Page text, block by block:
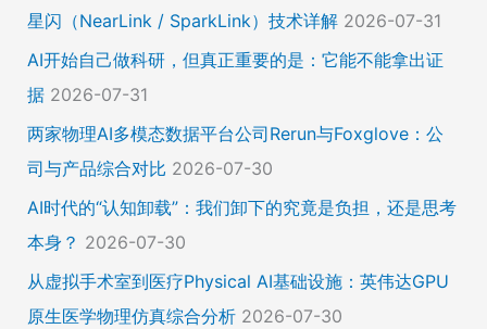
星闪（NearLink / SparkLink）技术详解 2026-07-31
AI开始自己做科研，但真正重要的是：它能不能拿出证
据 2026-07-31
两家物理AI多模态数据平台公司Rerun与Foxglove：公
司与产品综合对比 2026-07-30
AI时代的“认知卸载”：我们卸下的究竟是负担，还是思考
本身？ 2026-07-30
从虚拟手术室到医疗Physical AI基础设施：英伟达GPU
原生医学物理仿真综合分析 2026-07-30